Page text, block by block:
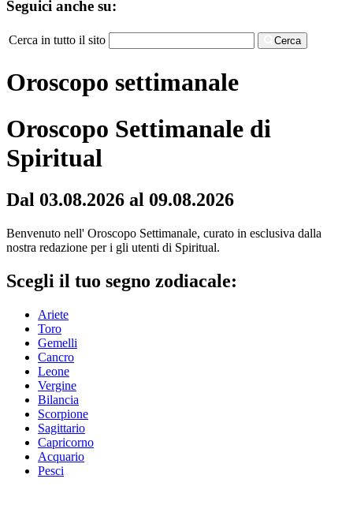
Seguici anche su:
Cerca in tutto il sito Cerca
Oroscopo settimanale
Oroscopo Settimanale di
Spiritual
Dal 03.08.2026 al 09.08.2026
Benvenuto nell' Oroscopo Settimanale, curato in esclusiva dalla
nostra redazione per i gli utenti di Spiritual.
Scegli il tuo segno zodiacale:
Ariete
Toro
Gemelli
Cancro
Leone
Vergine
Bilancia
Scorpione
Sagittario
Capricorno
Acquario
Pesci